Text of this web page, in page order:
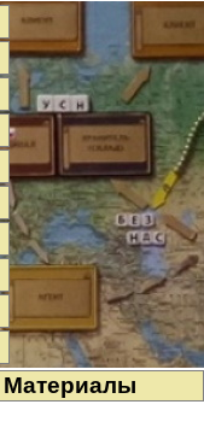
Материалы